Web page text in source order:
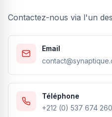
Contactez-nous via l'un
Email
Téléphone
+212 (0) 537 674 260